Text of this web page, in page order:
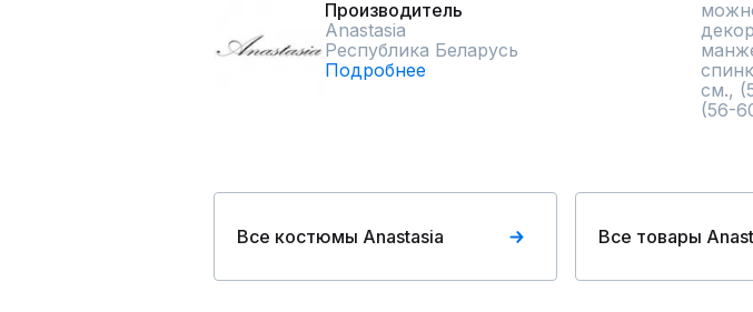
Производитель
Anastasia
Республика Беларусь
Подробнее
см.,
(56-
Все костюмы Anastasia Все товары